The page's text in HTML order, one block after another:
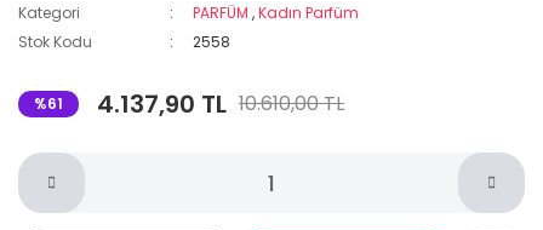
Kategori PARFÜM ,Kadın Parfüm
Stok Kodu
2558
%61 4.137,90 TL 10.610,00 TL